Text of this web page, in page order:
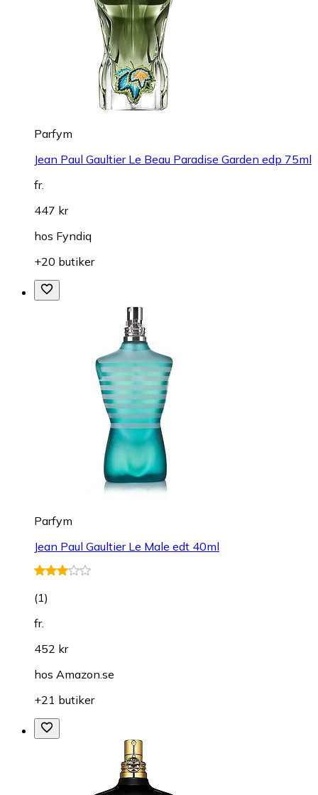
Parfym
Jean Paul Gaultier Le Beau Paradise Garden edp 75ml
fr.
447 kr
hos Fyndiq
+20 butiker
Parfym
Jean Paul Gaultier Le Male edt 40ml
(1)
fr.
452 kr
hos Amazon.se
+21 butiker